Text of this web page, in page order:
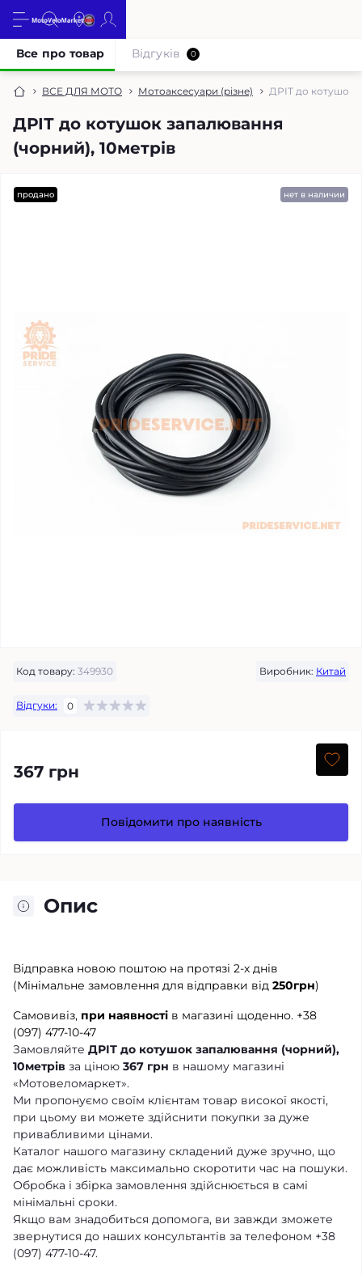
ВСЕ ДЛЯ МОТО Мотоаксесуари (різне) ДРІТ до котушок
ДРІТ до котушок запалювання
(чорний), 10метрів
Все про товар Відгуків 0
продано нет в наличии
Код товару: 349930 Виробник: Китай
Відгуки: 0
367 грн
Повідомити про наявність
Опис
Відправка новою поштою на протязі 2-х днів
(Мінімальне замовлення для відправки від 250грн)
Самовивіз, при наявності в магазині щоденно. +38
(097) 477-10-47
Замовляйте ДРІТ до котушок запалювання (чорний),
10метрів за ціною 367 грн в нашому магазині
«Мотовеломаркет».
Ми пропонуємо своїм клієнтам товар високої якості,
при цьому ви можете здійснити покупки за дуже
привабливими цінами.
Каталог нашого магазину складений дуже зручно, що
дає можливість максимально скоротити час на пошуки.
Обробка і збірка замовлення здійснюється в самі
мінімальні сроки.
Якщо вам знадобиться допомога, ви завжди зможете
звернутися до наших консультантів за телефоном +38
(097) 477-10-47.